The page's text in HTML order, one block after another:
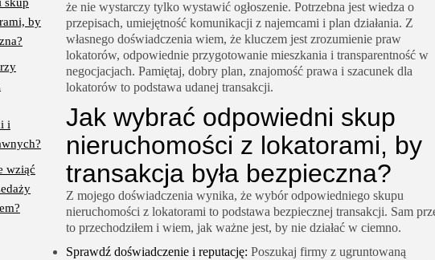
że nie wystarczy tylko wystawić ogłoszenie. Potrzebna jest wiedza o
przepisach, umiejętność komunikacji z najemcami i plan działania. Z
własnego doświadczenia wiem, że kluczem jest zrozumienie praw
lokatorów, odpowiednie przygotowanie mieszkania i transparentność w
negocjacjach. Pamiętaj, dobry plan, znajomość prawa i szacunek dla
lokatorów to podstawa udanej transakcji.
Jak wybrać odpowiedni skup
nieruchomości z lokatorami, by
transakcja była bezpieczna?
Z mojego doświadczenia wynika, że wybór odpowiedniego skupu
nieruchomości z lokatorami to podstawa bezpiecznej transakcji. Sam
to przechodziłem i wiem, jak ważne jest, by nie działać w ciemno.
Sprawdź doświadczenie i reputację: Poszukaj firmy z ugruntowaną
skup
by
i
wziąć